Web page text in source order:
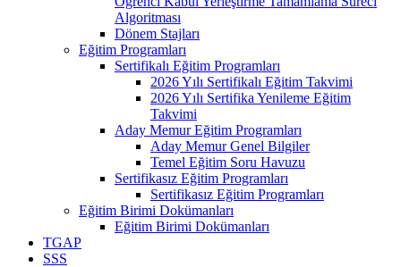
Algoritması
Dönem Stajları
Eğitim Programları
Sertifikalı Eğitim Programları
2026 Yılı Sertifikalı Eğitim Takvimi
2026 Yılı Sertifika Yenileme Eğitim
Takvimi
Aday Memur Eğitim Programları
Aday Memur Genel Bilgiler
Temel Eğitim Soru Havuzu
Sertifikasız Eğitim Programları
Sertifikasız Eğitim Programları
Eğitim Birimi Dokümanları
Eğitim Birimi Dokümanları
TGAP
SSS